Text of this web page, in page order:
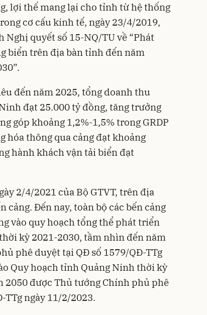
lợi thế mang lại cho tỉnh từ hệ thống
cơ cấu kinh tế, ngày 23/4/2019,
Nghị quyết số 15-NQ/TU về “Phát
biển trên địa bàn tỉnh đến năm
đến năm 2025, tổng doanh thu
đạt 25.000 tỷ đồng, tăng trưởng
góp khoảng 1,2%-1,5% trong GRDP
hóa thông qua cảng đạt khoảng
hành khách vận tải biển đạt
2/4/2021 của Bộ GTVT, trên địa
cảng. Đến nay, toàn bộ các bến cảng
vào quy hoạch tổng thể phát triển
kỳ 2021-2030, tầm nhìn đến năm
phê duyệt tại QĐ số 1579/QĐ-TTg
Quy hoạch tỉnh Quảng Ninh thời kỳ
2050 được Thủ tướng Chính phủ phê
ngày 11/2/2023.